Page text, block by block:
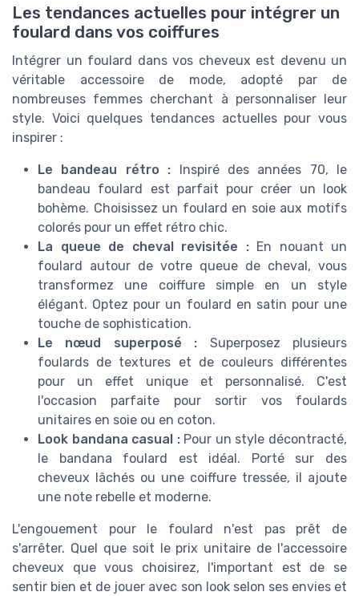
Les tendances actuelles pour intégrer un
foulard dans vos coiffures
Intégrer un foulard dans vos cheveux est devenu un
véritable accessoire de mode, adopté par de
nombreuses femmes cherchant à personnaliser leur
style. Voici quelques tendances actuelles pour vous
inspirer :
Le bandeau rétro : Inspiré des années 70, le
bandeau foulard est parfait pour créer un look
bohème. Choisissez un foulard en soie aux motifs
colorés pour un effet rétro chic.
La queue de cheval revisitée :En nouant un
foulard autour de votre queue de cheval, vous
transformez une coiffure simple en un style
élégant. Optez pour un foulard en satin pour une
touche de sophistication.
Le nœud superposé : Superposez plusieurs
foulards de textures et de couleurs différentes
pour un effet unique et personnalisé. C'est
l'occasion parfaite pour sortir vos foulards
unitaires en soie ou en coton.
Look bandana casual :Pour un style décontracté,
le bandana foulard est idéal. Porté sur des
cheveux lâchés ou une coiffure tressée, il ajoute
une note rebelle et moderne.
L'engouement pour le foulard n'est pas prêt de
s'arrêter. Quel que soit le prix unitaire de l'accessoire
cheveux que vous choisirez, l'important est de se
sentir bien et de jouer avec son look selon ses envies et